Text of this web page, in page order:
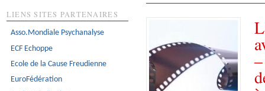
LIENS SITES PARTENAIRES
Asso.Mondiale Psychanalyse
ECF Echoppe
Ecole de la Cause Freudienne
EuroFédération